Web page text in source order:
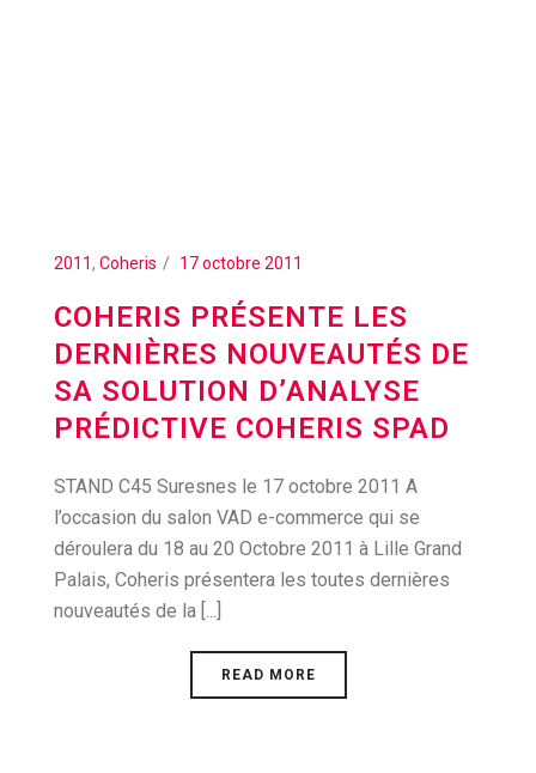
2011, Coheris 17 octobre 2011
COHERIS PRÉSENTE LES
DERNIÈRES NOUVEAUTÉS DE
SA SOLUTION D’ANALYSE
PRÉDICTIVE COHERIS SPAD
STAND C45 Suresnes le 17 octobre 2011 A
l’occasion du salon VAD e-commerce qui se
déroulera du 18 au 20 Octobre 2011 à Lille Grand
Palais, Coheris présentera les toutes dernières
nouveautés de la [...]
READ MORE